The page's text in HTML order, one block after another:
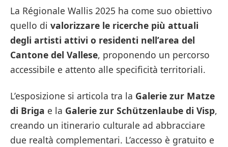
La Régionale Wallis 2025 ha come suo obiettivo
quello di valorizzare le ricerche più attuali
degli artisti attivi o residenti nell’area del
Cantone del Vallese, proponendo un percorso
accessibile e attento alle specificità territoriali.
L’esposizione si articola tra la Galerie zur Matze
di Briga e la Galerie zur Schützenlaube di Visp,
creando un itinerario culturale ad abbracciare
due realtà complementari. L’accesso è gratuito e